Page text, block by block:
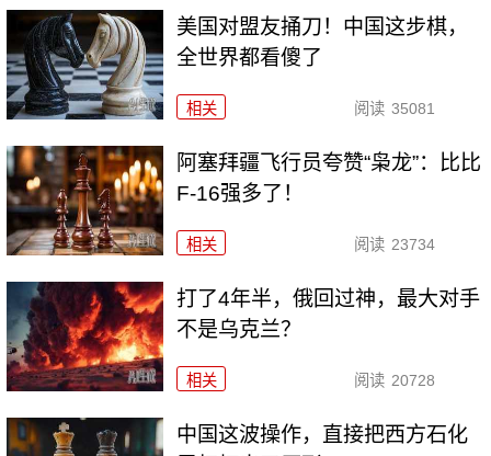
美国对盟友捅刀！中国这步棋，
全世界都看傻了
相关 阅读 35081
阿塞拜疆飞行员夸赞“枭龙”：比比
F-16强多了！
相关 阅读 23734
打了4年半，俄回过神，最大对手
不是乌克兰？
相关 阅读 20728
中国这波操作，直接把西方石化